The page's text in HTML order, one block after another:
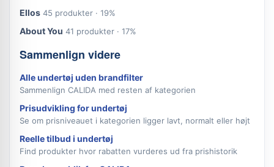
Ellos 45 produkter · 19%
About You 41 produkter · 17%
Sammenlign videre
Alle undertøj uden brandfilter
Sammenlign CALIDA med resten af kategorien
Prisudvikling for undertøj
Se om prisniveauet i kategorien ligger lavt, normalt eller højt
Reelle tilbud i undertøj
Find produkter hvor rabatten vurderes ud fra prishistorik